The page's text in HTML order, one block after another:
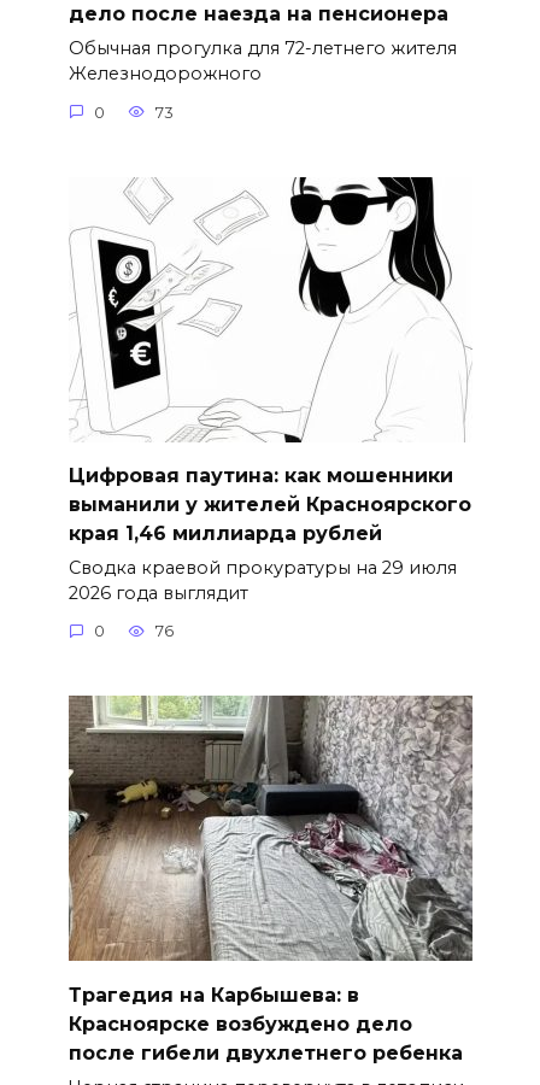
дело после наезда на пенсионера
Обычная прогулка для 72-летнего жителя
Железнодорожного
0 73
Цифровая паутина: как мошенники
выманили у жителей Красноярского
края 1,46 миллиарда рублей
Сводка краевой прокуратуры на 29 июля
2026 года выглядит
0 76
Трагедия на Карбышева: в
Красноярске возбуждено дело
после гибели двухлетнего ребенка